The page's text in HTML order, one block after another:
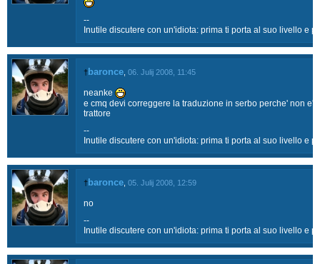
--
Inutile discutere con un'idiota: prima ti porta al suo livello e
†baronce 06. Julij 2008, 11:45
neanke
e cmq devi correggere la traduzione in serbo perche' non e'
trattore
--
Inutile discutere con un'idiota: prima ti porta al suo livello e
†baronce 05. Julij 2008, 12:59
no
--
Inutile discutere con un'idiota: prima ti porta al suo livello e